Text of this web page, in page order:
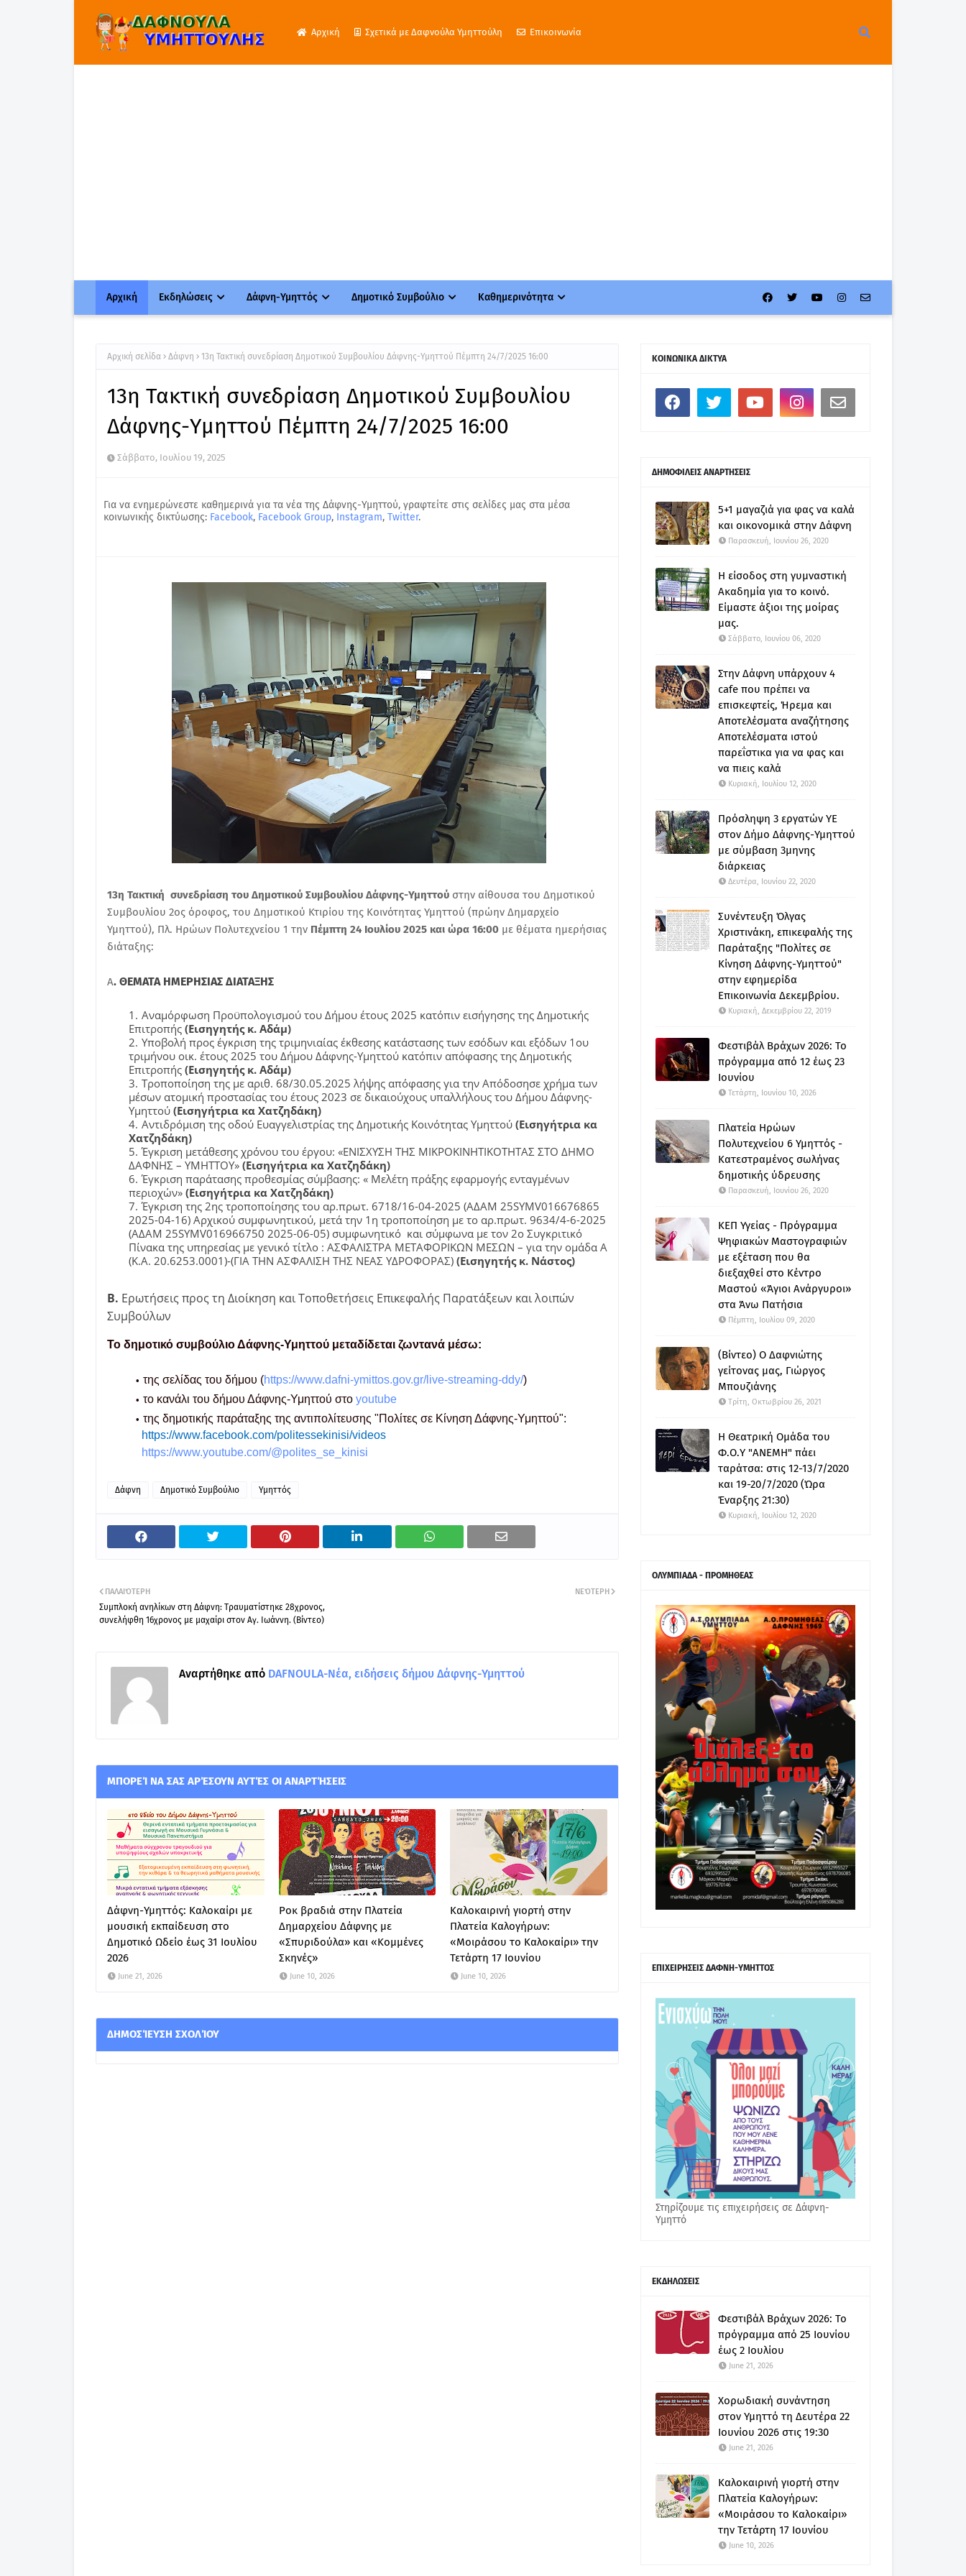
Αρχική Σχετικά με Δαφνούλα Υμηττούλη Επικοινωνία
Αρχική Εκδηλώσεις Δάφνη-Υμηττός Δημοτικό Συμβούλιο Καθημερινότητα
Αρχική σελίδα Δάφνη 13η Τακτική συνεδρίαση Δημοτικού Συμβουλίου Δάφνης-Υμηττού Πέμπτη 24/7/2025 16:00
13η Τακτική συνεδρίαση Δημοτικού Συμβουλίου
Δάφνης-Υμηττού Πέμπτη 24/7/2025 16:00
Σάββατο, Ιουλίου 19, 2025
Για να ενημερώνεστε καθημερινά για τα νέα της Δάφνης-Υμηττού, γραφτείτε στις σελίδες μας στα μέσα
κοινωνικής δικτύωσης: Facebook, Facebook Group, Instagram, Twitter.
13η Τακτική συνεδρίαση του Δημοτικού Συμβουλίου Δάφνης-Υμηττού στην αίθουσα του Δημοτικού
Συμβουλίου 2ος όροφος, του Δημοτικού Κτιρίου της Κοινότητας Υμηττού (πρώην Δημαρχείο
Υμηττού), Πλ. Ηρώων Πολυτεχνείου 1 την Πέμπτη 24Ιουλίου 2025 και ώρα 16:00 με θέματα ημερήσιας
διάταξης:
Α. ΘΕΜΑΤΑ ΗΜΕΡΗΣΙΑΣ ΔΙΑΤΑΞΗΣ
Αναμόρφωση Προϋπολογισμού του Δήμου έτους 2025 κατόπιν εισήγησης της Δημοτικής
Επιτροπής (Εισηγητής κ. Αδάμ)
Υποβολή προς έγκριση της τριμηνιαίας έκθεσης κατάστασης των εσόδων και εξόδων 1ου
τριμήνου οικ. έτους 2025 του Δήμου Δάφνης-Υμηττού κατόπιν απόφασης της Δημοτικής
Επιτροπής (Εισηγητής κ. Αδάμ)
Τροποποίηση της με αριθ. 68/30.05.2025 λήψης απόφασης για την Απόδοσησε χρήμα των
μέσων ατομική προστασίας του έτους 2023 σε δικαιούχους υπαλλήλους του Δήμου Δάφνης-
Υμηττού (Εισηγήτρια κα Χατζηδάκη)
Αντιδρόμιση της οδού Ευαγγελιστρίας της Δημοτικής Κοινότητας Υμηττού (Εισηγήτρια κα
Χατζηδάκη)
Έγκριση μετάθεσης χρόνου του έργου: «ΕΝΙΣΧΥΣΗ ΤΗΣ ΜΙΚΡΟΚΙΝΗΤΙΚΟΤΗΤΑΣ ΣΤΟ ΔΗΜΟ
ΔΑΦΝΗΣ – ΥΜΗΤΤΟΥ» (Εισηγήτρια κα Χατζηδάκη)
Έγκριση παράτασης προθεσμίας σύμβασης: « Μελέτη πράξης εφαρμογής ενταγμένων
περιοχών» (Εισηγήτρια κα Χατζηδάκη)
Έγκριση της 2ης τροποποίησης του αρ.πρωτ. 6718/16-04-2025 (ΑΔΑΜ 25SYMV016676865
2025-04-16) Αρχικού συμφωνητικού, μετά την 1η τροποποίηση με το αρ.πρωτ. 9634/4-6-2025
(ΑΔΑΜ 25SYMV016966750 2025-06-05) συμφωνητικό και σύμφωνα με τον 2ο Συγκριτικό
Πίνακα της υπηρεσίας με γενικό τίτλο : ΑΣΦΑΛΙΣΤΡΑ ΜΕΤΑΦΟΡΙΚΩΝ ΜΕΣΩΝ – για την ομάδα Α
(Κ.Α. 20.6253.0001)-(ΓΙΑ ΤΗΝ ΑΣΦΑΛΙΣΗ ΤΗΣ ΝΕΑΣ ΥΔΡΟΦΟΡΑΣ) (Εισηγητής κ. Νάστος)
Β. Ερωτήσεις προς τη Διοίκηση και Τοποθετήσεις Επικεφαλής Παρατάξεων και λοιπών
Συμβούλων
Το δημοτικό συμβούλιο Δάφνης-Υμηττού μεταδίδεται ζωντανά μέσω:
της σελίδας του δήμου (https://www.dafni-ymittos.gov.gr/live-streaming-ddy/)
το κανάλι του δήμου Δάφνης-Υμηττού στο youtube
της δημοτικής παράταξης της αντιπολίτευσης "Πολίτες σε Κίνηση Δάφνης-Υμηττού":
https://www.facebook.com/politessekinisi/videos
https://www.youtube.com/@polites_se_kinisi
Δάφνη Δημοτικό Συμβούλιο Υμηττός
ΝΕΌΤΕΡΗ
ΠΑΛΑΙΌΤΕΡΗ
Συμπλοκή ανηλίκων στη Δάφνη: Τραυματίστηκε 28χρονος,
συνελήφθη 16χρονος με μαχαίρι στον Αγ. Ιωάννη. (Βίντεο)
Αναρτήθηκε από DAFNOULA-Νέα, ειδήσεις δήμου Δάφνης-Υμηττού
ΜΠΟΡΕΊ ΝΑ ΣΑΣ ΑΡΈΣΟΥΝ ΑΥΤΈΣ ΟΙ ΑΝΑΡΤΉΣΕΙΣ
Δάφνη-Υμηττός: Καλοκαίρι με
μουσική εκπαίδευση στο
Δημοτικό Ωδείο έως 31 Ιουλίου
2026
June 21, 2026
Ροκ βραδιά στην Πλατεία
Δημαρχείου Δάφνης με
«Σπυριδούλα» και «Κομμένες
Σκηνές»
June 10, 2026
Καλοκαιρινή γιορτή στην
Πλατεία Καλογήρων:
«Μοιράσου το Καλοκαίρι» την
Τετάρτη 17 Ιουνίου
June 10, 2026
ΔΗΜΟΣΊΕΥΣΗ ΣΧΟΛΊΟΥ
ΚΟΙΝΩΝΙΚΑ ΔΙΚΤΥΑ
ΔΗΜΟΦΙΛΕΙΣ ΑΝΑΡΤΗΣΕΙΣ
5+1 μαγαζιά για φας να καλά
και οικονομικά στην Δάφνη
Παρασκευή, Ιουνίου 26, 2020
Η είσοδος στη γυμναστική
Ακαδημία για το κοινό.
Είμαστε άξιοι της μοίρας
μας.
Σάββατο, Ιουνίου 06, 2020
Στην Δάφνη υπάρχουν 4
cafe που πρέπει να
επισκεφτείς, Ήρεμα και
Αποτελέσματα αναζήτησης
Αποτελέσματα ιστού
παρεΐστικα για να φας και
να πιεις καλά
Κυριακή, Ιουλίου 12, 2020
Πρόσληψη 3 εργατών ΥΕ
στον Δήμο Δάφνης-Υμηττού
με σύμβαση 3μηνης
διάρκειας
Δευτέρα, Ιουνίου 22, 2020
Συνέντευξη Όλγας
Χριστινάκη, επικεφαλής της
Παράταξης "Πολίτες σε
Κίνηση Δάφνης-Υμηττού"
στην εφημερίδα
Επικοινωνία Δεκεμβρίου.
Κυριακή, Δεκεμβρίου 22, 2019
Φεστιβάλ Βράχων 2026: Το
πρόγραμμα από 12 έως 23
Ιουνίου
Τετάρτη, Ιουνίου 10, 2026
Πλατεία Ηρώων
Πολυτεχνείου 6 Υμηττός -
Κατεστραμένος σωλήνας
δημοτικής ύδρευσης
Παρασκευή, Ιουνίου 26, 2020
ΚΕΠ Υγείας - Πρόγραμμα
Ψηφιακών Μαστογραφιών
με εξέταση που θα
διεξαχθεί στο Κέντρο
Μαστού «Άγιοι Ανάργυροι»
στα Άνω Πατήσια
Πέμπτη, Ιουλίου 09, 2020
(Βίντεο) Ο Δαφνιώτης
γείτονας μας, Γιώργος
Μπουζιάνης
Τρίτη, Οκτωβρίου 26, 2021
Η Θεατρική Ομάδα του
Φ.Ο.Υ "ΑΝΕΜΗ" πάει
ταράτσα: στις 12-13/7/2020
και 19-20/7/2020 (Ώρα
Έναρξης 21:30)
Κυριακή, Ιουλίου 12, 2020
ΟΛΥΜΠΙΑΔΑ - ΠΡΟΜΗΘΕΑΣ
ΕΠΙΧΕΙΡΗΣΕΙΣ ΔΑΦΝΗ-ΥΜΗΤΤΟΣ
Στηρίζουμε τις επιχειρήσεις σε Δάφνη-
Υμηττό
ΕΚΔΗΛΩΣΕΙΣ
Φεστιβάλ Βράχων 2026: Το
πρόγραμμα από 25 Ιουνίου
έως 2 Ιουλίου
June 21, 2026
Χορωδιακή συνάντηση
στον Υμηττό τη Δευτέρα 22
Ιουνίου 2026 στις 19:30
June 21, 2026
Καλοκαιρινή γιορτή στην
Πλατεία Καλογήρων:
«Μοιράσου το Καλοκαίρι»
την Τετάρτη 17 Ιουνίου
June 10, 2026